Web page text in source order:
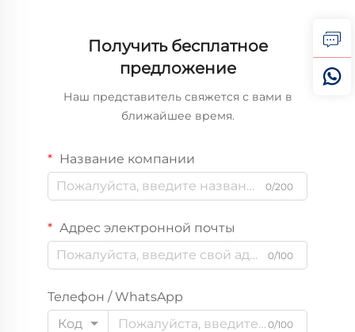
Получить бесплатное
предложение
Наш представитель свяжется с вами в
ближайшее время.
Название компании
0/200
Адрес электронной почты
0/100
Телефон / WhatsApp
Код
0/100